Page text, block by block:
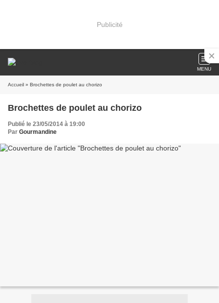
Publicité
MENU
Accueil » Brochettes de poulet au chorizo
Brochettes de poulet au chorizo
Publié le 23/05/2014 à 19:00
Par Gourmandine